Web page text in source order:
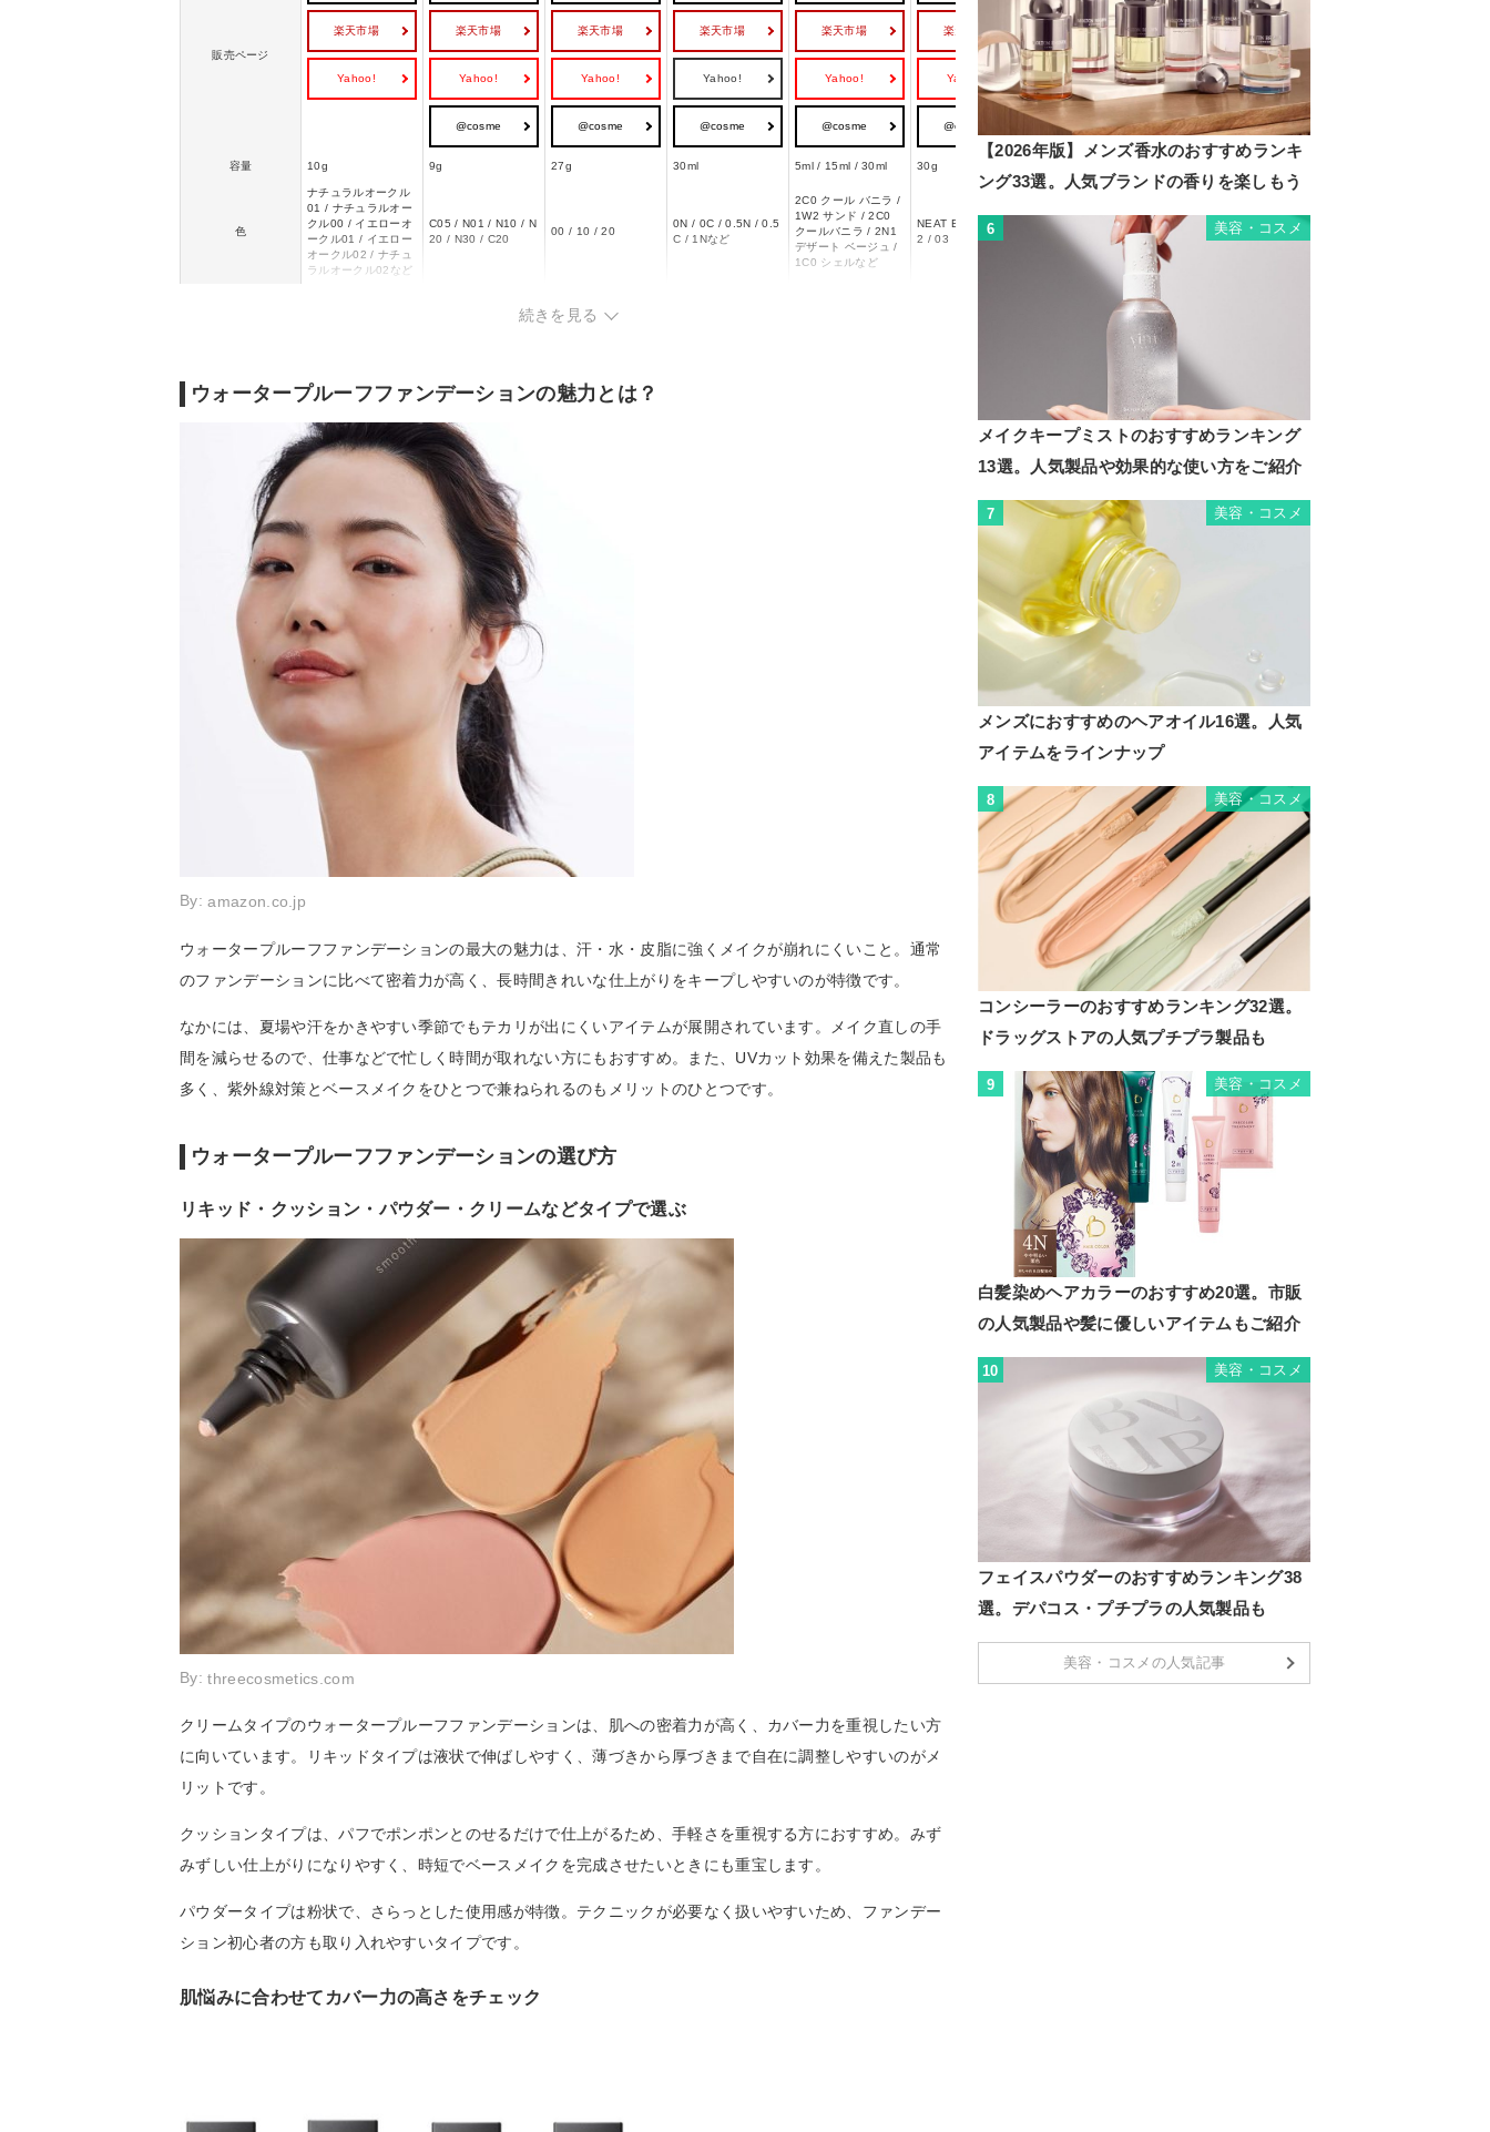
販売ページ
楽天市場
Yahoo!
楽天市場
Yahoo!
@cosme
楽天市場
Yahoo!
@cosme
楽天市場
Yahoo!
@cosme
楽天市場
Yahoo!
@cosme
楽天市場
Yahoo!
@cosme
容量 10g 9g 27g 30ml 5ml / 15ml / 30ml 30g
色
ナチュラルオークル
01 / ナチュラルオー
クル00 / イエローオ
ークル01 / イエロー
オークル02 / ナチュ
ラルオークル02など
C05 / N01 / N10 / N
20 / N30 / C20
00 / 10 / 20
0N / 0C / 0.5N / 0.5
C / 1Nなど
2C0 クール バニラ /
1W2 サンド / 2C0
クールバニラ / 2N1
デザート ベージュ /
1C0 シェルなど
NEAT BEAT / 01 / 0
2 / 03
続きを見る
ウォータープルーフファンデーションの魅力とは？
By:amazon.co.jp
ウォータープルーフファンデーションの最大の魅力は、汗・水・皮脂に強くメイクが崩れにくいこと。通常
のファンデーションに比べて密着力が高く、長時間きれいな仕上がりをキープしやすいのが特徴です。
なかには、夏場や汗をかきやすい季節でもテカリが出にくいアイテムが展開されています。メイク直しの手
間を減らせるので、仕事などで忙しく時間が取れない方にもおすすめ。また、UVカット効果を備えた製品も
多く、紫外線対策とベースメイクをひとつで兼ねられるのもメリットのひとつです。
ウォータープルーフファンデーションの選び方
リキッド・クッション・パウダー・クリームなどタイプで選ぶ
By:threecosmetics.com
クリームタイプのウォータープルーフファンデーションは、肌への密着力が高く、カバー力を重視したい方
に向いています。リキッドタイプは液状で伸ばしやすく、薄づきから厚づきまで自在に調整しやすいのがメ
リットです。
クッションタイプは、パフでポンポンとのせるだけで仕上がるため、手軽さを重視する方におすすめ。みず
みずしい仕上がりになりやすく、時短でベースメイクを完成させたいときにも重宝します。
パウダータイプは粉状で、さらっとした使用感が特徴。テクニックが必要なく扱いやすいため、ファンデー
ション初心者の方も取り入れやすいタイプです。
肌悩みに合わせてカバー力の高さをチェック
【2026年版】メンズ香水のおすすめランキ
ング33選。人気ブランドの香りを楽しもう
6 美容・コスメ
メイクキープミストのおすすめランキング
13選。人気製品や効果的な使い方をご紹介
7 美容・コスメ
メンズにおすすめのヘアオイル16選。人気
アイテムをラインナップ
8 美容・コスメ
コンシーラーのおすすめランキング32選。
ドラッグストアの人気プチプラ製品も
9 美容・コスメ
白髪染めヘアカラーのおすすめ20選。市販
の人気製品や髪に優しいアイテムもご紹介
10 美容・コスメ
フェイスパウダーのおすすめランキング38
選。デパコス・プチプラの人気製品も
美容・コスメの人気記事